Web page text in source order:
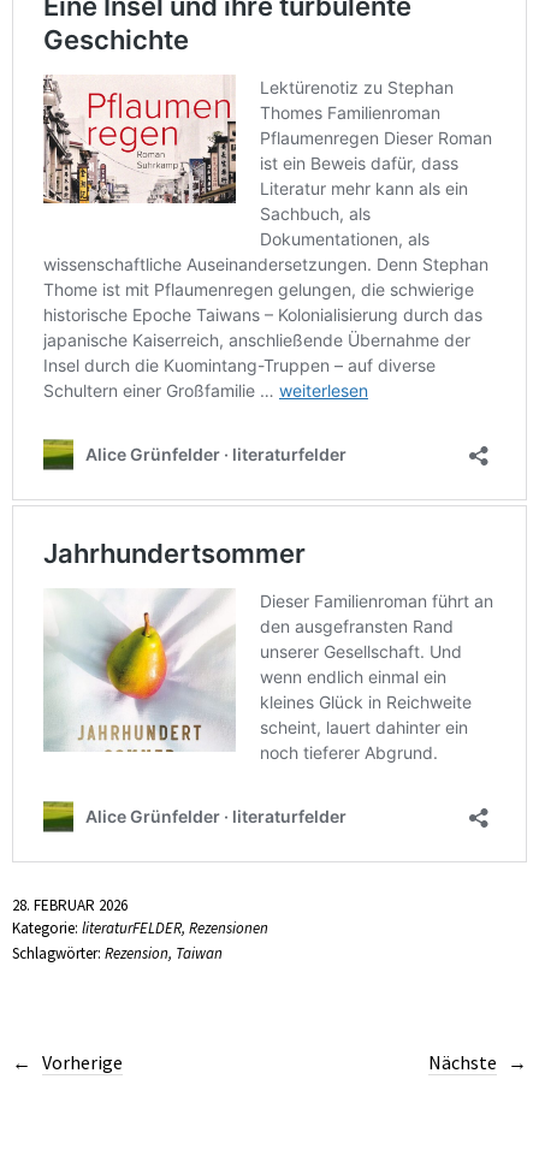
28. FEBRUAR 2026
Kategorie: literaturFELDER, Rezensionen
Schlagwörter: Rezension, Taiwan
Vorherige Nächste